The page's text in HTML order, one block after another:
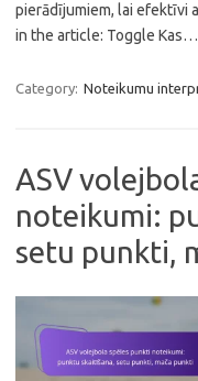
pierādījumiem, lai efektīvi
in the article: Toggle Kas…
Category: Noteikumu
ASV
noteikumi:
setu punkti,